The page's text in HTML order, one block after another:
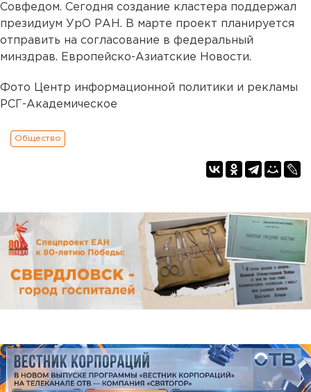
Совфедом. Сегодня создание кластера поддержал
президиум УрО РАН. В марте проект планируется
отправить на согласование в федеральный
минздрав. Европейско-Азиатские Новости.
Фото Центр информационной политики и рекламы
РСГ-Академическое
Общество